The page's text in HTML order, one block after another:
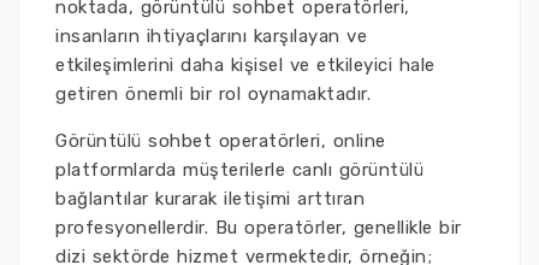
noktada, görüntülü sohbet operatörleri,
insanların ihtiyaçlarını karşılayan ve
etkileşimlerini daha kişisel ve etkileyici hale
getiren önemli bir rol oynamaktadır.
Görüntülü sohbet operatörleri, online
platformlarda müşterilerle canlı görüntülü
bağlantılar kurarak iletişimi arttıran
profesyonellerdir. Bu operatörler, genellikle bir
dizi sektörde hizmet vermektedir, örneğin;